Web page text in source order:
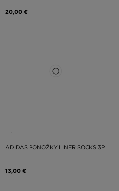
20,00 €
ADIDAS PONOŽKY LINER SOCKS 3P
13,00 €